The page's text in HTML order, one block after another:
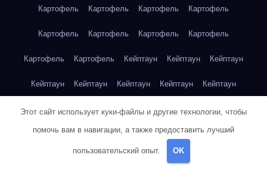
Картофель Картофель Картофель Картофель
Картофель Картофель Картофель Картофель
Картофель Картофель Кейптаун Кейптаун Кейптаун
Кейптаун Кейптаун Кейптаун Кейптаун Кейптаун
Кейптаун Кейптаун Кейптаун Кейптаун Кейптаун
Кейптаун Кейптаун Кейптаун Кейптаун Кейптаун
Клубника
Этот сайт использует куки-файлы и другие технологии, чтобы
помочь вам в навигации, а также предоставить лучший
пользовательский опыт. OK